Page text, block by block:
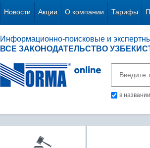
Новости Акции О компании Тарифы
Информационно-поисковые и
ВСЕ ЗАКОНОДАТЕЛЬСТВО
в названии